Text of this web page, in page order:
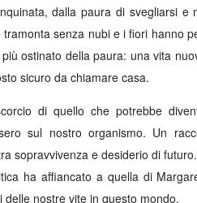
dalla paura di svegliarsi
senza nubi e i fiori hanno
ostinato della paura: una vita
sicuro da chiamare casa.
di quello che potrebbe
sul nostro organismo. Un
sopravvivenza e desiderio di futuro.
ha affiancato a quella di
delle nostre vite in questo mondo.